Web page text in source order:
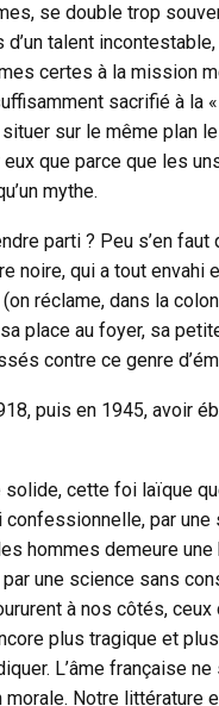
se double trop
talent
certes à la mission
sacrifié à la
sur le même plan
que parce que les
mythe.
parti ? Peu s’en
noire, qui a tout envahi
réclame, dans la
place au foyer, sa
contre ce genre
puis en 1945, avoir
solide, cette foi laïque
par
hommes demeure
une science sans
à nos côtés,
plus tragique et
L’âme française ne
Notre littérature